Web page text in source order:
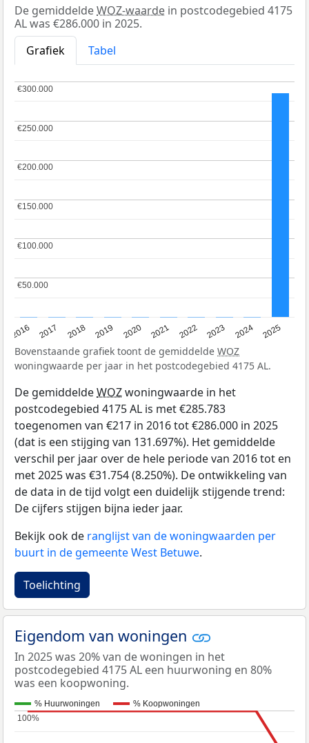
De gemiddeldeWOZ-waarde in postcodegebied 4175
AL was €286.000 in 2025.
Grafiek
Tabel
2016 2017 2018 2019 2020 2021 2022 2023 2024 2025
€50.000
€50.000
€100.000
€100.000
€150.000
€150.000
€200.000
€200.000
€250.000
€250.000
€300.000
€300.000
Bovenstaande grafiek toont de gemiddelde WOZ
woningwaarde per jaar in het postcodegebied 4175 AL.
De gemiddeldeWOZwoningwaarde in het
postcodegebied 4175 AL is met €285.783
toegenomen van €217 in 2016 tot €286.000 in 2025
(dat is een stijging van 131.697%). Het gemiddelde
verschil per jaar over de hele periode van 2016 tot en
met 2025 was €31.754 (8.250%). De ontwikkeling van
de data in de tijd volgt een duidelijk stijgende trend:
De cijfers stijgen bijna ieder jaar.
Bekijk ook de ranglijst van de woningwaarden per
buurt in de gemeente West Betuwe.
Toelichting
Eigendom van woningen
In 2025 was 20% van de woningen in het
postcodegebied 4175 AL een huurwoning en 80%
was een koopwoning.
% Huurwoningen
% Koopwoningen
100%
100%